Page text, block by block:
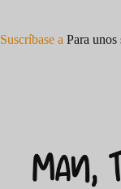
contenido
Suscríbase a Para unos